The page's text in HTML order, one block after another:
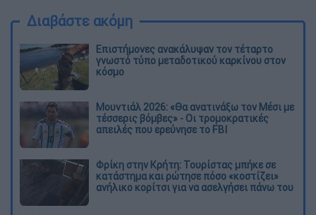
Διαβάστε ακόμη
Επιστήμονες ανακάλυψαν τον τέταρτο
γνωστό τύπο μεταδοτικού καρκίνου στον
κόσμο
Μουντιάλ 2026: «Θα ανατινάξω τον Μέσι με
τέσσερις βόμβες» - Οι τρομοκρατικές
απειλές που ερεύνησε το FBI
Φρίκη στην Κρήτη: Τουρίστας μπήκε σε
κατάστημα και ρώτησε πόσο «κοστίζει»
ανήλικο κορίτσι για να ασελγήσει πάνω του